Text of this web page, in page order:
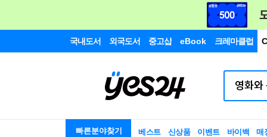
국내도서 외국도서 중고샵 eBook 크레마클럽
빠른분야찾기 베스트 신상품 이벤트 바이백 매